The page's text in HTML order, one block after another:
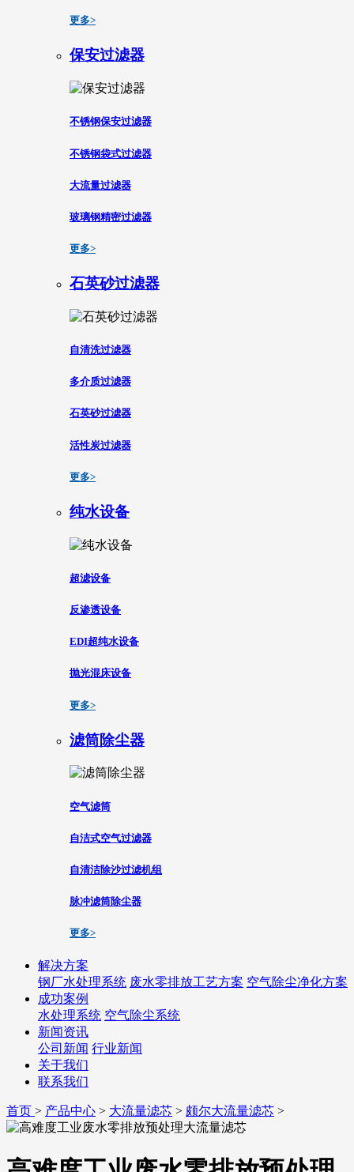
更多>
保安过滤器
不锈钢保安过滤器
不锈钢袋式过滤器
大流量过滤器
玻璃钢精密过滤器
更多>
石英砂过滤器
自清洗过滤器
多介质过滤器
石英砂过滤器
活性炭过滤器
更多>
纯水设备
超滤设备
反渗透设备
EDI超纯水设备
抛光混床设备
更多>
滤筒除尘器
空气滤筒
自洁式空气过滤器
自清洁除沙过滤机组
脉冲滤筒除尘器
更多>
解决方案
钢厂水处理系统 废水零排放工艺方案 空气除尘净化方案
成功案例
水处理系统 空气除尘系统
新闻资讯
公司新闻 行业新闻
关于我们
联系我们
首页 > 产品中心 > 大流量滤芯 > 颇尔大流量滤芯 >